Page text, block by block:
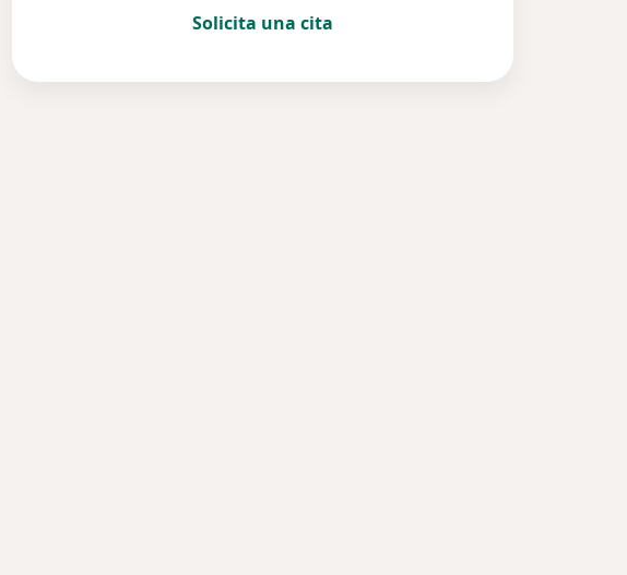
Solicita una cita